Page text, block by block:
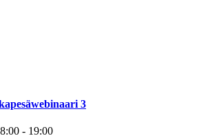
3
- 19:00